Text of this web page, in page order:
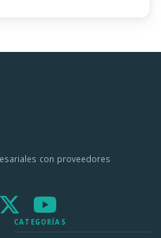
con proveedores
CATEGORÍAS